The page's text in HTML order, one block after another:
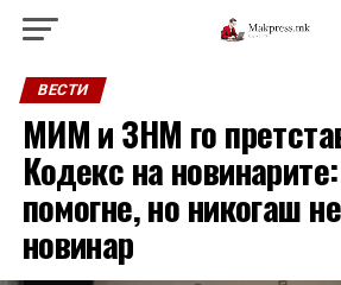
ВЕСТИ
МИМ и ЗНМ го
Кодекс на
помогне, но никогаш
новинар